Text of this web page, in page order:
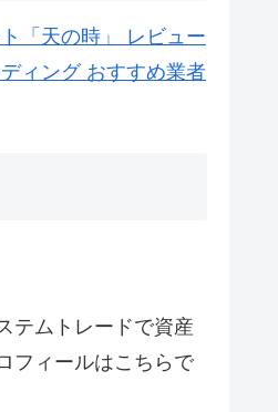
「天の時」 レビュー
ィング おすすめ業者
テムトレードで資産
フィールはこちらで